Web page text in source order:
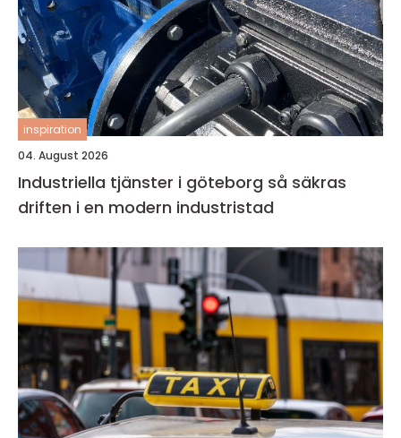
inspiration
04. August 2026
Industriella tjänster i göteborg så säkras
driften i en modern industristad